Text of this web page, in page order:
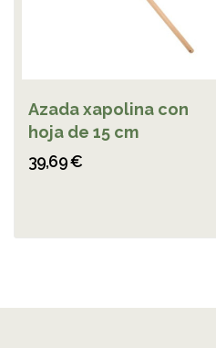
Azada xapolina con
hoja de 15 cm
39,69 €